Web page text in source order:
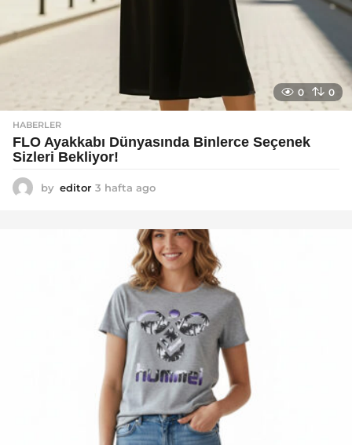
0 0
HABERLER
FLO Ayakkabı Dünyasında Binlerce Seçenek
Sizleri Bekliyor!
by editor 3 hafta ago
a
g
o